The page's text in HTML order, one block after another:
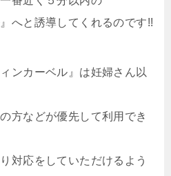
へと誘導してくれるのです!!
ンカーベル』は妊婦さん以
方などが優先して利用でき
対応をしていただけるよう